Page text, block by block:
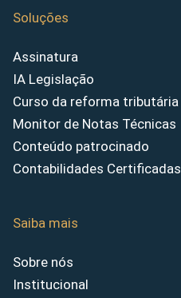
Soluções
Assinatura
IA Legislação
Curso da reforma tributária
Monitor de Notas Técnicas
Conteúdo patrocinado
Contabilidades Certificadas
Saiba mais
Sobre nós
Institucional